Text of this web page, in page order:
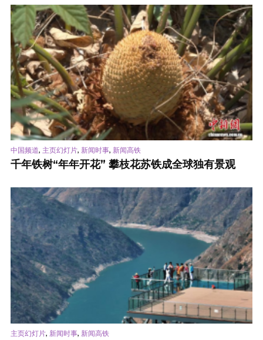
中国频道, 主页幻灯片, 新闻时事, 新闻高铁
千年铁树“年年开花” 攀枝花苏铁成全球独有景观
主页幻灯片, 新闻时事, 新闻高铁